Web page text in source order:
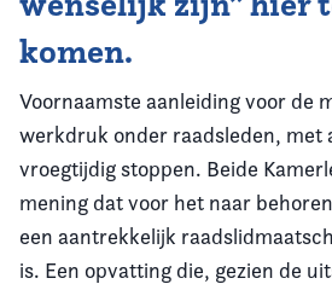
komen.
Voornaamste aanleiding voor de
werkdruk onder raadsleden, met
vroegtijdig stoppen. Beide
mening dat voor het naar
een aantrekkelijk
is. Een opvatting die, gezien de